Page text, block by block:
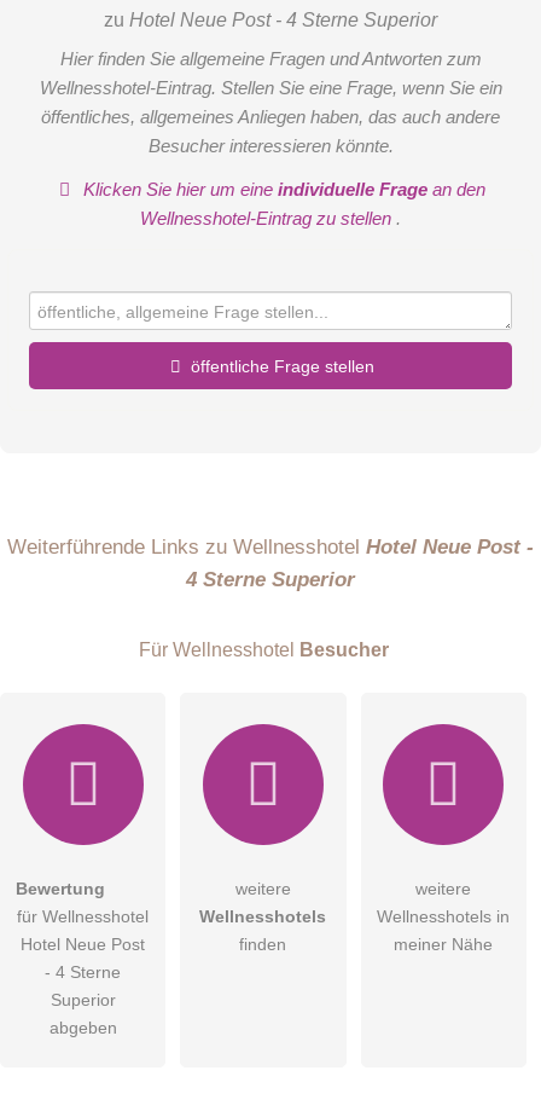
zu Hotel Neue Post - 4 Sterne Superior
Hier finden Sie allgemeine Fragen und Antworten zum
Wellnesshotel-Eintrag. Stellen Sie eine Frage, wenn Sie ein
öffentliches, allgemeines Anliegen haben, das auch andere
Besucher interessieren könnte.
Klicken Sie hier um eineindividuelle Frage an den
Wellnesshotel-Eintrag zu stellen .
öffentliche Frage stellen
DieDatenschutzerklärunghabe ich zur Kenntnis genommen.
öffentliche Frage stellen
Hinweis:Bitte beachten Sie, öffentliche Fragen sind
Weiterführende Links zu Wellnesshotel Hotel Neue Post -
4 Sterne Superior
Für Wellnesshotel Besucher
Bewertung
für Wellnesshotel
Hotel Neue Post
- 4 Sterne
Superior
abgeben
weitere
Wellnesshotels
finden
weitere
Wellnesshotels in
meiner Nähe